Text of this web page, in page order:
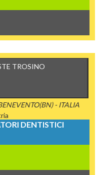
TROSINO
- ITALIA
DENTISTICI